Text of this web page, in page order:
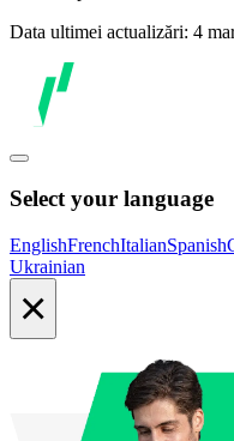
Data ultimei actualizări: 4
Select your language
EnglishFrenchItalianSpanish
Ukrainian
×